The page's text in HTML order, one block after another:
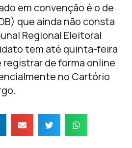
em convenção é o de
que ainda não consta
Regional Eleitoral
tem até quinta-feira
registrar de forma online
no Cartório